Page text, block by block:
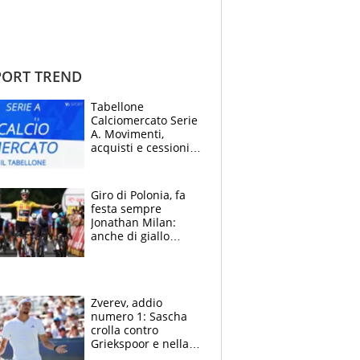
TREND
Tabellone
Calciomercato Serie
A. Movimenti,
acquisti e cessioni:
Giro di Polonia, fa
festa sempre
Jonathan Milan:
anche di giallo
Zverev, addio
numero 1: Sascha
crolla contro
Griekspoor e nella